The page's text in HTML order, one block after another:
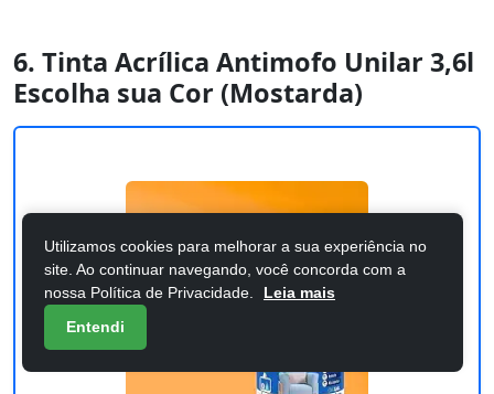
6. Tinta Acrílica Antimofo Unilar 3,6l
Escolha sua Cor (Mostarda)
Utilizamos cookies para melhorar a sua experiência no
site. Ao continuar navegando, você concorda com a
nossa Política de Privacidade.
Leia mais
Entendi